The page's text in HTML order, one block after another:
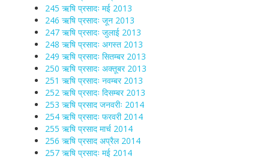
245 ऋषि प्रसादः मई 2013
246 ऋषि प्रसादः जून 2013
247 ऋषि प्रसादः जुलाई 2013
248 ऋषि प्रसादः अगस्त 2013
249 ऋषि प्रसादः सितम्बर 2013
250 ऋषि प्रसादः अक्तूबर 2013
251 ऋषि प्रसादः नवम्बर 2013
252 ऋषि प्रसादः दिसम्बर 2013
253 ऋषि प्रसाद जनवरीः 2014
254 ऋषि प्रसादः फरवरी 2014
255 ऋषि प्रसाद मार्च 2014
256 ऋषि प्रसाद अप्रैल 2014
257 ऋषि प्रसादः मई 2014